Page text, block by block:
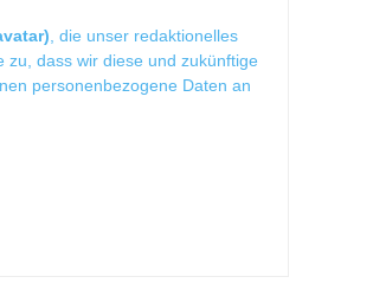
, die unser redaktionelles
dass wir diese und zukünftige
personenbezogene Daten an